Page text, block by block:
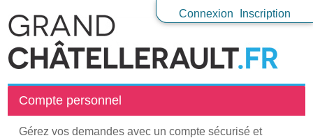
Connexion Inscription
Compte personnel
Gérez vos demandes avec un compte sécurisé et